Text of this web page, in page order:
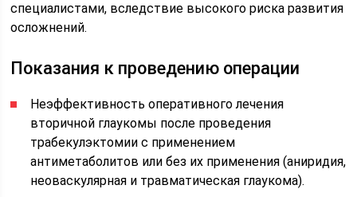
специалистами, вследствие высокого риска развития
осложнений.
Показания к проведению операции
Неэффективность оперативного лечения
вторичной глаукомы после проведения
трабекулэктомии с применением
антиметаболитов или без их применения (аниридия,
неоваскулярная и травматическая глаукома).